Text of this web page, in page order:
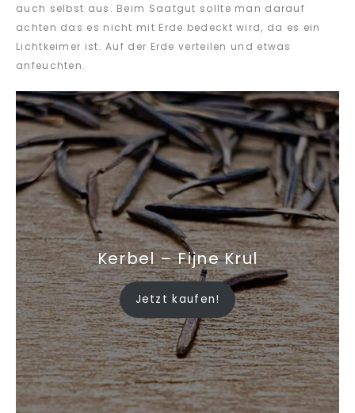
auch selbst aus. Beim Saatgut sollte man darauf
achten das es nicht mit Erde bedeckt wird, da es ein
Lichtkeimer ist. Auf der Erde verteilen und etwas
anfeuchten.
Kerbel – Fijne Krul
Jetzt kaufen!